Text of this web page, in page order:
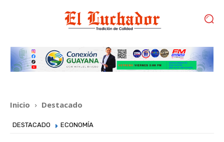
Inicio Destacado
DESTACADO ECONOMÍA